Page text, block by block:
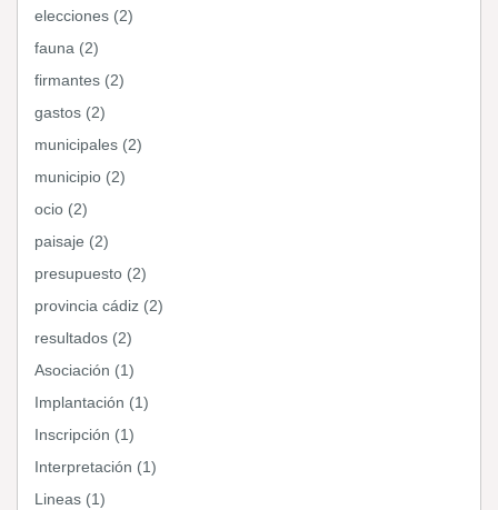
elecciones (2)
fauna (2)
firmantes (2)
gastos (2)
municipales (2)
municipio (2)
ocio (2)
paisaje (2)
presupuesto (2)
provincia cádiz (2)
resultados (2)
Asociación (1)
Implantación (1)
Inscripción (1)
Interpretación (1)
Lineas (1)